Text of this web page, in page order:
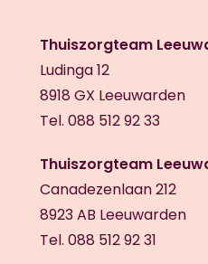
Thuiszorgteam
Ludinga 12
8918 GX Leeuwarden
Tel. 088 512 92 33
Thuiszorgteam
Canadezenlaan 212
8923 AB Leeuwarden
Tel. 088 512 92 31